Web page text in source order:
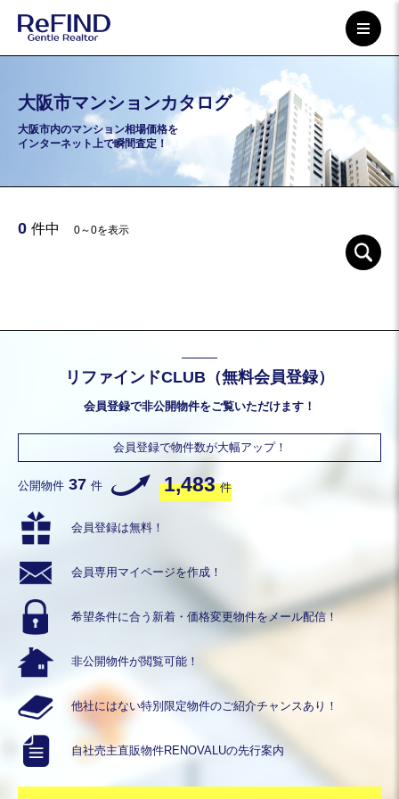
大阪市マンションカタログ
大阪市内のマンション相場価格を
インターネット上で瞬間査定！
0 件中 0～0を表示
リファインドCLUB（無料会員登録）
会員登録で非公開物件をご覧いただけます！
会員登録で物件数が大幅アップ！
公開物件 37 件 1,483 件
会員登録は無料！
会員専用 マイページを作成！
希望条件に合う 新着・価格変更物件をメール配信！
非公開物件が閲覧可能！
他社にはない特別限定物件のご紹介チャンスあり！
自社売主直販物件RENOVALUの先行案内